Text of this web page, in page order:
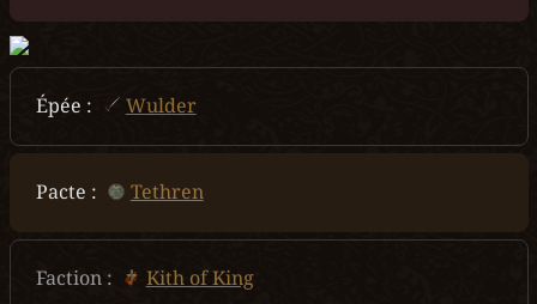
Épée : Wulder
Pacte : Tethren
Faction : Kith of King